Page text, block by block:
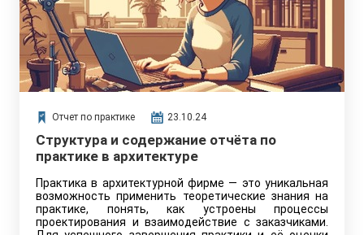
Отчет по практике 23.10.24
Структура и содержание отчёта по
практике в архитектуре
Практика в архитектурной фирме — это уникальная
возможность применить теоретические знания на
практике, понять, как устроены процессы
проектирования и взаимодействие с заказчиками.